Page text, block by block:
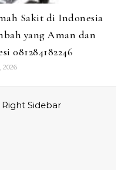
Sakit di Indonesia
yang Aman dan
081284182246
2026
Sidebar